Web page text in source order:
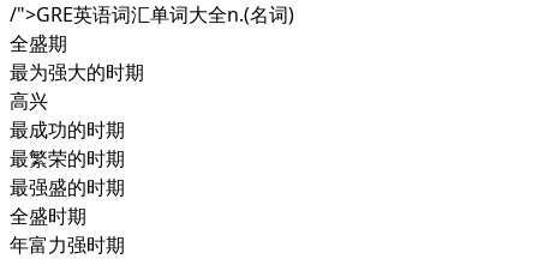
/">GRE英语词汇单词大全n.(名词)
全盛期
最为强大的时期
高兴
最成功的时期
最繁荣的时期
最强盛的时期
全盛时期
年富力强时期